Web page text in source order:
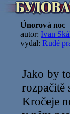
Únorová noc
autor: Ivan
vydal: Rudé
Jako by
rozpačitě
Kročeje